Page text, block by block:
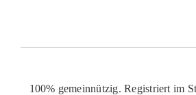
100% gemeinnützig. Registriert im